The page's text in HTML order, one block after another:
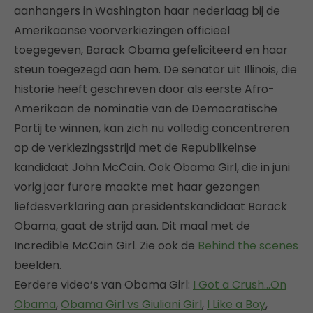
aanhangers in Washington haar nederlaag bij de
Amerikaanse voorverkiezingen officieel
toegegeven, Barack Obama gefeliciteerd en haar
steun toegezegd aan hem. De senator uit Illinois, die
historie heeft geschreven door als eerste Afro-
Amerikaan de nominatie van de Democratische
Partij te winnen, kan zich nu volledig concentreren
op de verkiezingsstrijd met de Republikeinse
kandidaat John McCain. Ook Obama Girl, die in juni
vorig jaar furore maakte met haar gezongen
liefdesverklaring aan presidentskandidaat Barack
Obama, gaat de strijd aan. Dit maal met de
Incredible McCain Girl. Zie ook de Behind the scenes
beelden.
Eerdere video’s van Obama Girl: I Got a Crush…On
Obama, Obama Girl vs Giuliani Girl, I Like a Boy,